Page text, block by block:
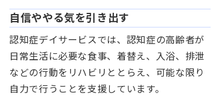
自信ややる気を引き出す
認知症デイサービスでは、認知症の高齢者が
日常生活に必要な食事、着替え、入浴、排泄
などの行動をリハビリととらえ、可能な限り
自力で行うことを支援しています。